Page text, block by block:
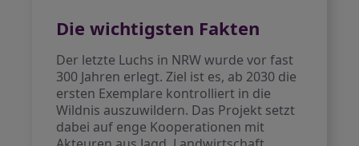
Die wichtigsten Fakten
Der letzte Luchs in NRW wurde vor fast
300 Jahren erlegt. Ziel ist es, ab 2030 die
ersten Exemplare kontrolliert in die
Wildnis auszuwildern. Das Projekt setzt
dabei auf enge Kooperationen mit